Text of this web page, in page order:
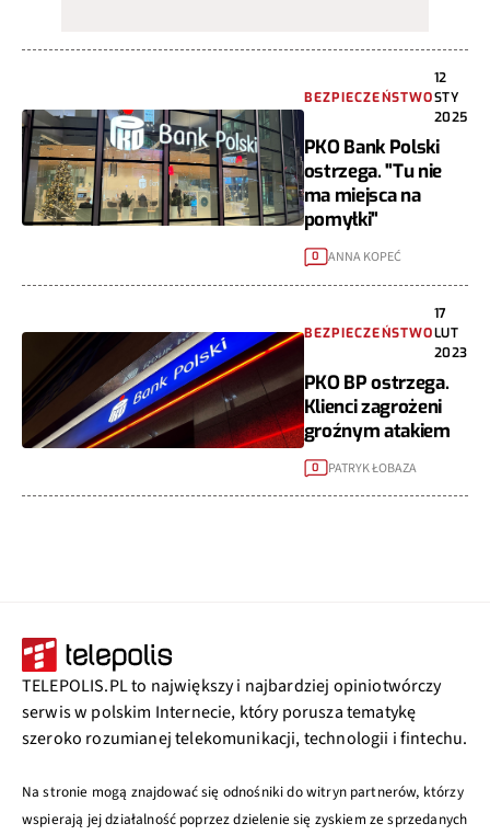
BEZPIECZEŃSTWO
12
STY
2025
PKO Bank Polski
ostrzega. "Tu nie
ma miejsca na
pomyłki"
0 ANNA KOPEĆ
BEZPIECZEŃSTWO
17
LUT
2023
PKO BP ostrzega.
Klienci zagrożeni
groźnym atakiem
0 PATRYK ŁOBAZA
TELEPOLIS.PL to największy i najbardziej opiniotwórczy
serwis w polskim Internecie, który porusza tematykę
szeroko rozumianej telekomunikacji, technologii i fintechu.
Na stronie mogą znajdować się odnośniki do witryn partnerów, którzy
wspierają jej działalność poprzez dzielenie się zyskiem ze sprzedanych